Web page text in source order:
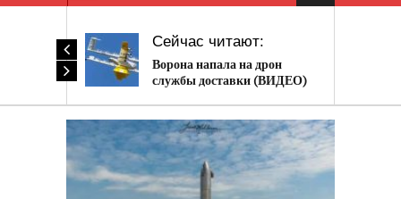
Сейчас читают:
Ворона напала на дрон
службы доставки (ВИДЕО)